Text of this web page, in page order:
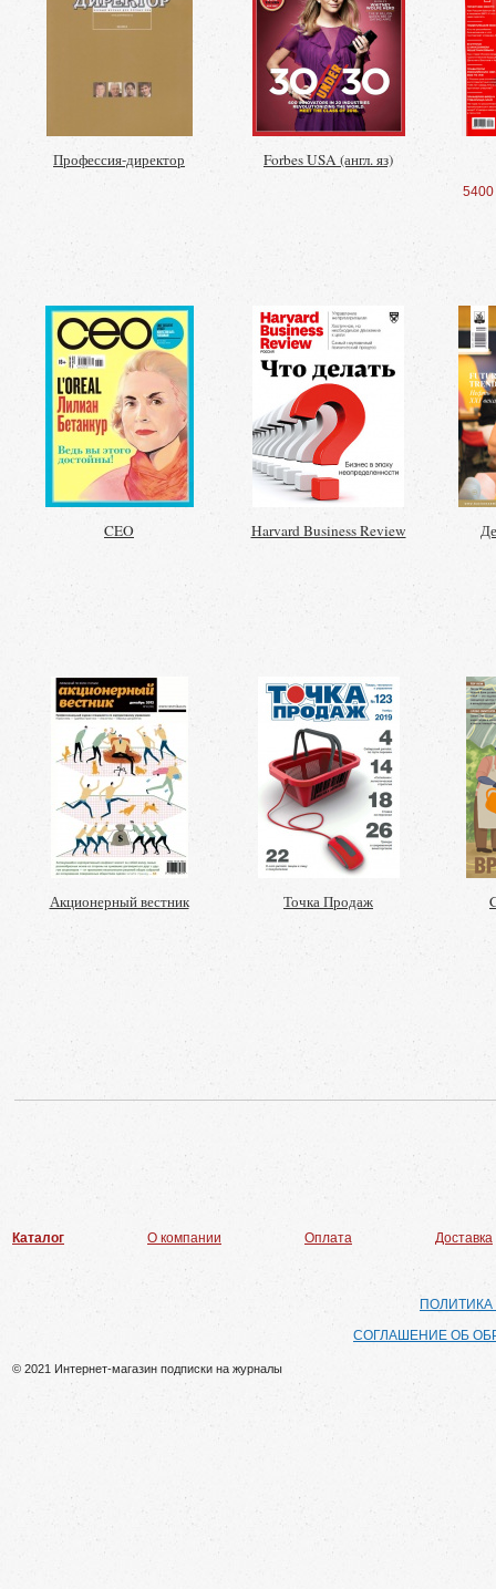
Профессия-директор Forbes USA (англ. яз)
5400
CEO Harvard Business Review
Акционерный вестник Точка Продаж
Каталог О компании Оплата Доставка
СОГЛАШЕНИЕ ОБ
© 2021 Интернет-магазин подписки на журналы